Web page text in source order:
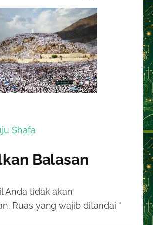
Shafa
Balasan
Anda tidak akan
Ruas yang wajib ditandai *